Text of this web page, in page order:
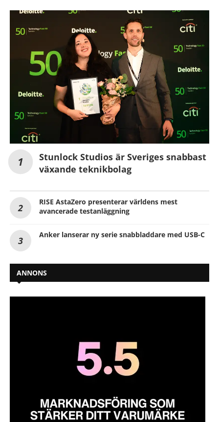
Stunlock Studios är Sveriges snabbast
växande teknikbolag
RISE AstaZero presenterar världens mest
avancerade testanläggning
Anker lanserar ny serie snabbladdare med USB-C
ANNONS